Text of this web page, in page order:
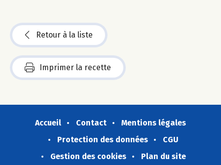
Retour à la liste
Imprimer la recette
Accueil Contact
Mentions légales
Protection des données
CGU
Gestion des cookies
Plan du site